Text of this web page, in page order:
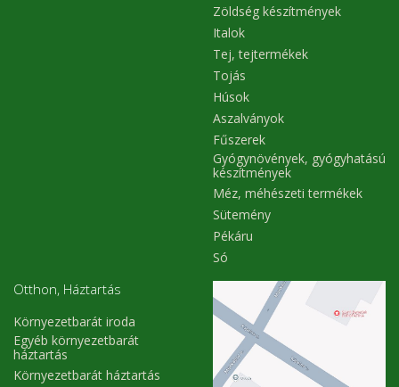
Zöldség készítmények
Italok
Tej, tejtermékek
Tojás
Húsok
Aszalványok
Fűszerek
Gyógynövények, gyógyhatású
készítmények
Méz, méhészeti termékek
Sütemény
Pékáru
Só
Otthon, Háztartás
Környezetbarát iroda
Egyéb környezetbarát
háztartás
Környezetbarát háztartás